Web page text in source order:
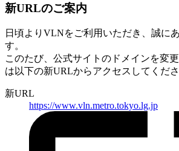
新URLのご案内
日頃よりVLNをご利用いただき、誠に
す。
このたび、公式サイトのドメインを変更
は以下の新URLからアクセスしてくださ
新URL
https://www.vln.metro.tokyo.lg.jp